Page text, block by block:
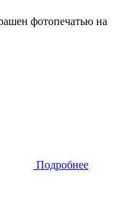
фотопечатью на
Подробнее